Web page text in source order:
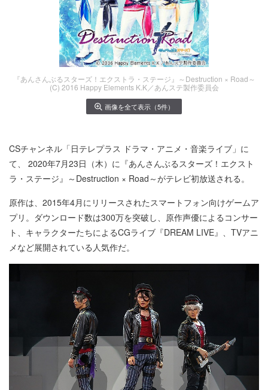
『あんさんぶるスターズ！エクストラ・ステージ』～Destruction × Road～
(C) 2016 Happy Elements K.K／あんステ製作委員会
画像を全て表示（5件）
CSチャンネル「日テレプラス ドラマ・アニメ・音楽ライブ」に
て、 2020年7月23日（木）に『あんさんぶるスターズ！エクスト
ラ・ステージ』～Destruction × Road～がテレビ初放送される。
原作は、2015年4月にリリースされたスマートフォン向けゲームア
プリ。ダウンロード数は300万を突破し、原作声優によるコンサー
ト、キャラクターたちによるCGライブ『DREAM LIVE』、TVアニ
メなど展開されている人気作だ。